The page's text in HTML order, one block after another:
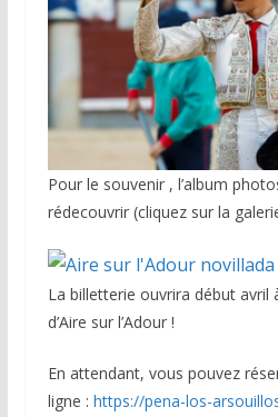
Pour le souvenir , l’album
rédecouvrir (cliquez sur la
La billetterie ouvrira début avril
d’Aire sur l’Adour !
En attendant, vous pouvez
ligne : https://pena-los-